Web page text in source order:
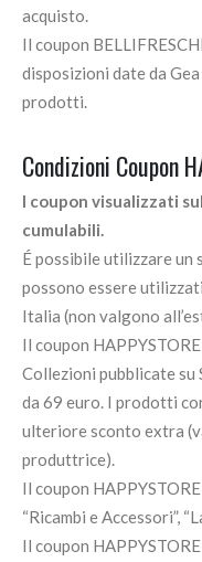
acquisto.
Il coupon
disposizioni date da
prodotti.
Condizioni Coupon
I coupon visualizzati
cumulabili.
É possibile utilizzare un
possono essere
Italia (non valgono
Il coupon
Collezioni pubblicate
da 69 euro. I prodotti
ulteriore sconto extra
produttrice).
Il coupon
“Ricambi e Accessori”,
Il coupon